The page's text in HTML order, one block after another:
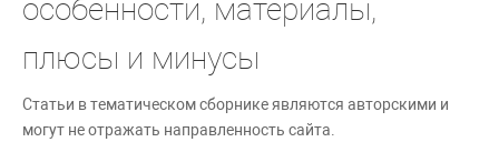
особенности, материалы,
плюсы и минусы
Статьи в тематическом сборнике являются авторскими и
могут не отражать направленность сайта.